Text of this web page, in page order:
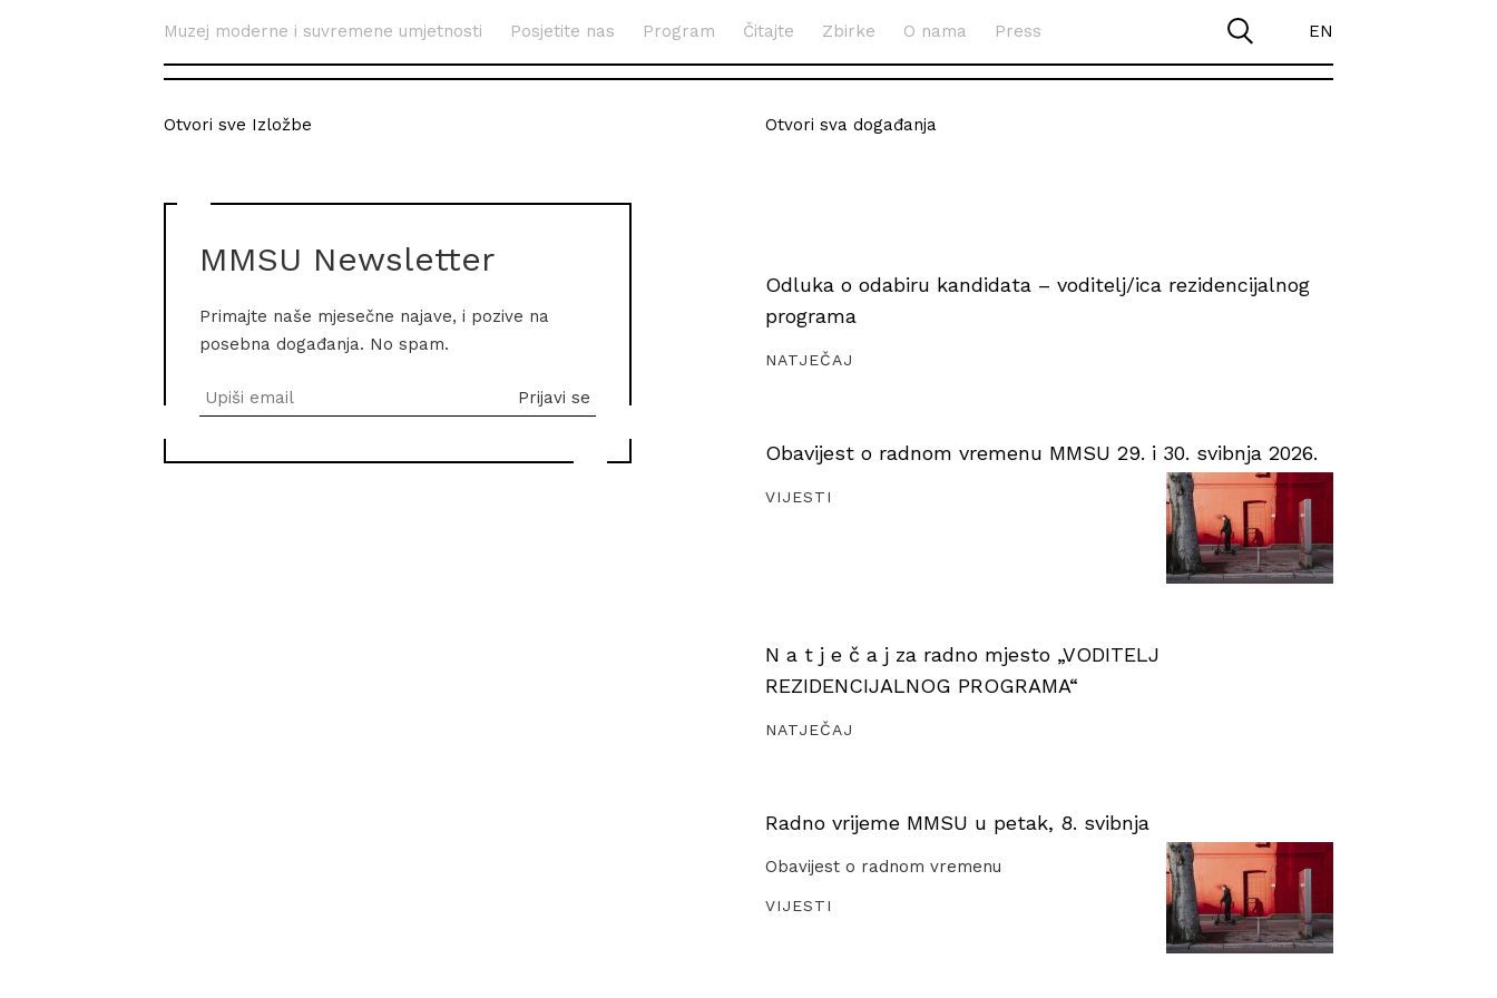
Muzej moderne i suvremene umjetnosti Posjetite nas Program Čitajte Zbirke O nama Press EN
Otvori sve Izložbe
MMSU Newsletter
Primajte naše mjesečne najave, i pozive na
posebna događanja. No spam.
Otvori sva događanja
Odluka o odabiru kandidata – voditelj/ica rezidencijalnog
programa
NATJEČAJ
Obavijest o radnom vremenu MMSU 29. i 30. svibnja 2026.
VIJESTI
N a t j e č a j za radno mjesto „VODITELJ
REZIDENCIJALNOG PROGRAMA“
NATJEČAJ
Radno vrijeme MMSU u petak, 8. svibnja
Obavijest o radnom vremenu
VIJESTI